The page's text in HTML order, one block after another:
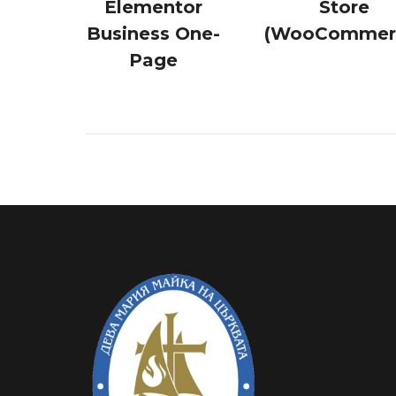
Elementor
Business One-
Page
Store